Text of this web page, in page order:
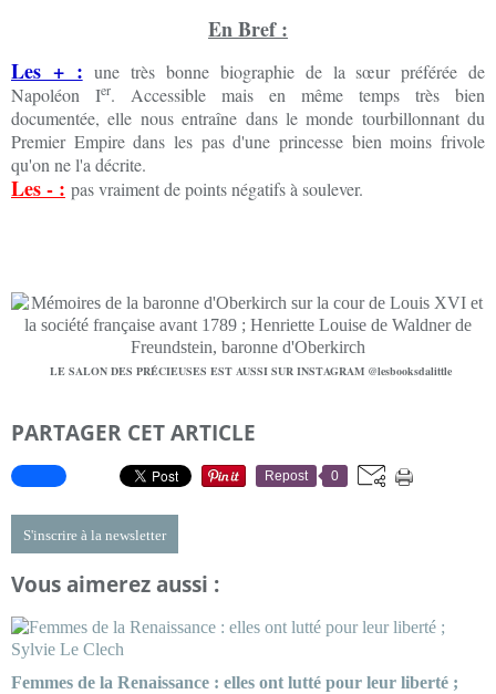
En Bref :
Les + : une très bonne biographie de la sœur préférée de
Napoléon Ier. Accessible mais en même temps très bien
documentée, elle nous entraîne dans le monde tourbillonnant du
Premier Empire dans les pas d'une princesse bien moins frivole
qu'on ne l'a décrite.
Les - : pas vraiment de points négatifs à soulever.
LE SALON DES PRÉCIEUSES EST AUSSI SUR INSTAGRAM @lesbooksdalittle
PARTAGER CET ARTICLE
Repost 0
S'inscrire à la newsletter
Vous aimerez aussi :
Femmes de la Renaissance : elles ont lutté pour leur liberté ;